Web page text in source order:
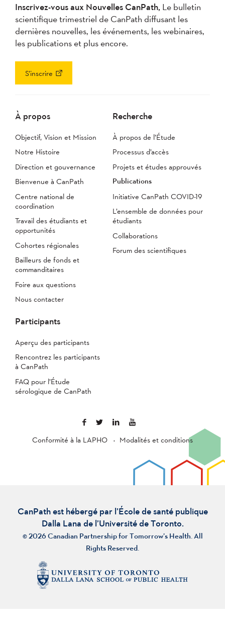
Inscrivez-vous aux Nouvelles CanPath, Le bulletin
scientifique trimestriel de CanPath diffusant les
dernières nouvelles, les événements, les webinaires,
les publications et plus encore.
S’inscrire
À propos
Objectif, Vision et Mission
Notre Histoire
Direction et gouvernance
Bienvenue à CanPath
Centre national de
coordination
Travail des étudiants et
opportunités
Cohortes régionales
Bailleurs de fonds et
commanditaires
Foire aux questions
Nous contacter
Recherche
À propos de l’Étude
Processus d’accès
Projets et études approuvés
Publications
Initiative CanPath COVID-19
L’ensemble de données pour
étudiants
Collaborations
Forum des scientifiques
Participants
Aperçu des participants
Rencontrez les participants
à CanPath
FAQ pour l’Étude
sérologique de CanPath
Conformité à la LAPHO Modalités et conditions
CanPath est hébergé par l’École de santé publique
Dalla Lana de l’Université de Toronto.
© 2026 Canadian Partnership for Tomorrow’s Health. All
Rights Reserved.